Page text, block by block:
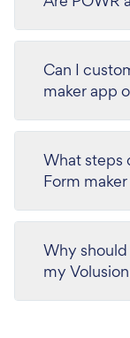
Can I
maker app
What steps
Form
Why should
my